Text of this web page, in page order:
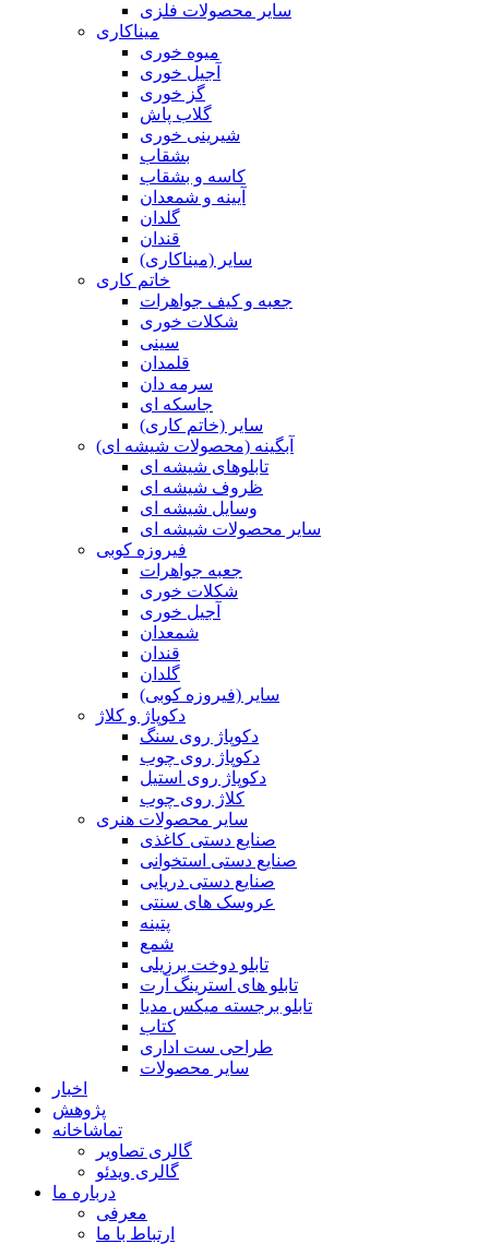
سایر محصولات فلزی
میناکاری
میوه خوری
آجیل خوری
گز خوری
گلاب پاش
شیرینی خوری
بشقاب
کاسه و بشقاب
آیینه و شمعدان
گلدان
قندان
سایر (میناکاری)
خاتم کاری
جعبه و کیف جواهرات
شکلات خوری
سینی
قلمدان
سرمه دان
جاسکه ای
سایر (خاتم کاری)
آبگینه (محصولات شیشه ای)
تابلوهای شیشه ای
ظروف شیشه ای
وسایل شیشه ای
سایر محصولات شیشه ای
فیروزه کوبی
جعبه جواهرات
شکلات خوری
آجیل خوری
شمعدان
قندان
گلدان
سایر (فیروزه کوبی)
دکوپاژ و کلاژ
دکوپاژ روی سنگ
دکوپاژ روی چوب
دکوپاژ روی استیل
کلاژ روی چوب
سایر محصولات هنری
صنایع دستی کاغذی
صنایع دستی استخوانی
صنایع دستی دریایی
عروسک های سنتی
پتینه
شمع
تابلو دوخت برزیلی
تابلو های استرینگ آرت
تابلو برجسته میکس مدیا
کتاب
طراحی ست اداری
سایر محصولات
اخبار
پژوهش
تماشاخانه
گالری تصاویر
گالری ویدئو
درباره ما
معرفی
ارتباط با ما